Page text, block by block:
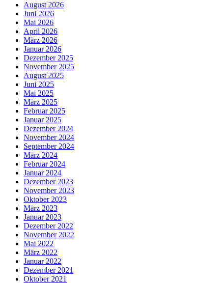
August 2026
Juni 2026
Mai 2026
April 2026
März 2026
Januar 2026
Dezember 2025
November 2025
August 2025
Juni 2025
Mai 2025
März 2025
Februar 2025
Januar 2025
Dezember 2024
November 2024
September 2024
März 2024
Februar 2024
Januar 2024
Dezember 2023
November 2023
Oktober 2023
März 2023
Januar 2023
Dezember 2022
November 2022
Mai 2022
März 2022
Januar 2022
Dezember 2021
Oktober 2021